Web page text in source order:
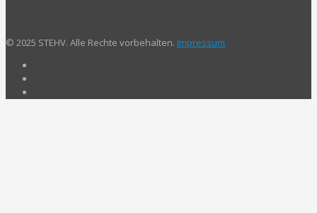
© 2025 STEHV. Alle Rechte vorbehalten. Impressum